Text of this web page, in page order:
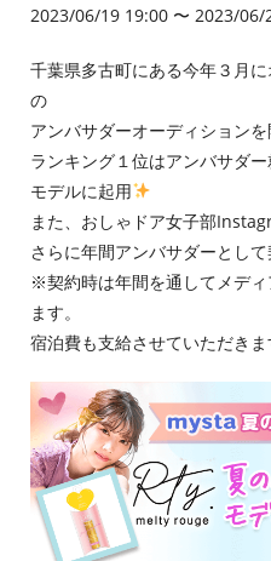
2023/06/19 19:00 〜 2023/06/
千葉県多古町にある今年３月
の
アンバサダーオーディションを
ランキング１位はアンバサダ
モデルに起用
また、おしゃドア女子部
さらに年間アンバサダーとし
※契約時は年間を通してメデ
ます。
宿泊費も支給させていただきま